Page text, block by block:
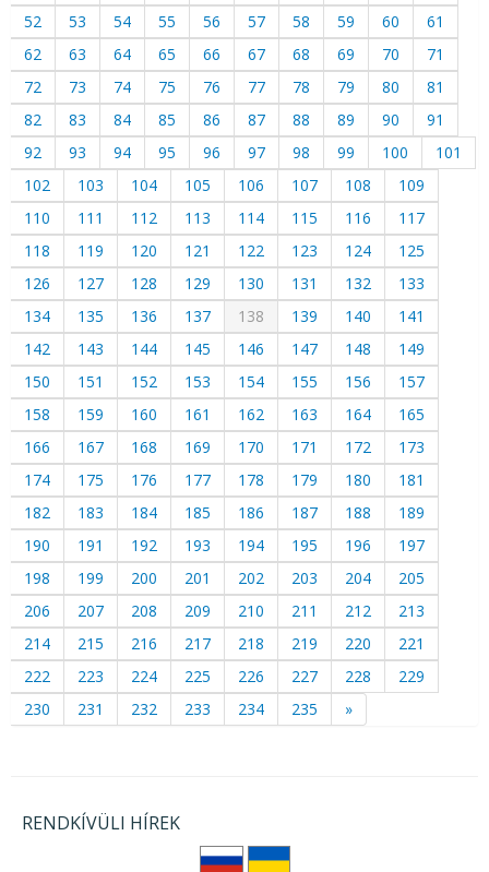
52
53 54 55 56 57 58 59 60
61
62
63 64 65 66 67 68 69 70
71
72
73 74 75 76 77 78 79 80
81
82
83 84 85 86 87 88 89 90
91
92
93 94 95 96 97 98 99 100
101
102
103 104 105 106 107 108
109
110
111 112 113 114 115 116
117
118
119 120 121 122 123 124
125
126
127 128 129 130 131 132
133
134
135 136 137 138 139 140
141
142
143 144 145 146 147 148
149
150
151 152 153 154 155 156
157
158
159 160 161 162 163 164
165
166
167 168 169 170 171 172
173
174
175 176 177 178 179 180
181
182
183 184 185 186 187 188
189
190
191 192 193 194 195 196
197
198
199 200 201 202 203 204
205
206
207 208 209 210 211 212
213
214
215 216 217 218 219 220
221
222
223 224 225 226 227 228
229
230
231 232 233 234 235 »
RENDKÍVÜLI HÍREK